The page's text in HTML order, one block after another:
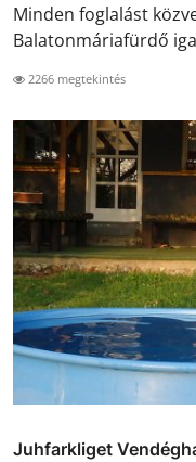
Minden foglalást
Balatonmáriafürdő
2266 megtekintés
Juhfarkliget